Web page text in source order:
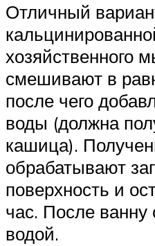
Отличный
хозяйственного
смешивают в
после чего
воды (должна
кашица).
обрабатывают
поверхность и
час. После ванну
водой.